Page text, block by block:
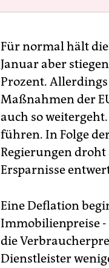
Für normal hält
Januar aber
Prozent.
Maßnahmen der
auch so
führen. In Folge
Regierungen
Ersparnisse
Eine Deflation
Immobilienpreise -
die
Dienstleister